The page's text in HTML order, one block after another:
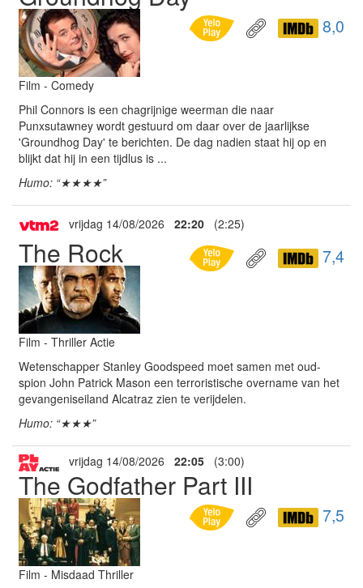
8,0
Film - Comedy
Phil Connors is een chagrijnige weerman die naar
Punxsutawney wordt gestuurd om daar over de jaarlijkse
'Groundhog Day' te berichten. De dag nadien staat hij op en
blijkt dat hij in een tijdlus is ...
Humo: “★★★★”
vrijdag 14/08/2026 22:20 (2:25)
The Rock 7,4
Film - Thriller Actie
Wetenschapper Stanley Goodspeed moet samen met oud-
spion John Patrick Mason een terroristische overname van het
gevangeniseiland Alcatraz zien te verijdelen.
Humo: “★★★”
vrijdag 14/08/2026 22:05 (3:00)
The Godfather Part III
7,5
Film - Misdaad Thriller